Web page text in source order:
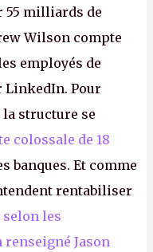
55 milliards de
Wilson compte
employés de
Pour
structure se
colossale de 18
banques. Et comme
rentabiliser
selon les
Jason